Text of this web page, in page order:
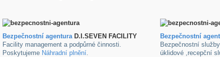
Bezpečnostní agenturaD.I.SEVEN FACILITY
Facility management a podpůrné činnosti.
Poskytujeme Náhradní plnění.
Bezpečnostní
Bezpečnostní
úklidové ,recepční